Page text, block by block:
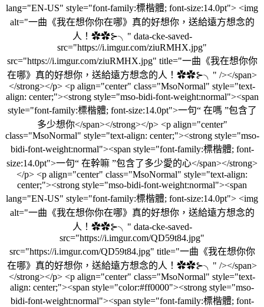
lang="EN-US" style="font-family:標楷體; font-size:14.0pt"> <img
alt="一曲《我在想你你在哪》真的好想你，送給遠方想念的
人！✿✿⊱╮" data-cke-saved-
src="https://i.imgur.com/ziuRMHX.jpg"
src="https://i.imgur.com/ziuRMHX.jpg" title="一曲《我在想你你
在哪》真的好想你，送給遠方想念的人！✿✿⊱╮" /></span>
</strong></p> <p align="center" class="MsoNormal" style="text-
align: center;"><strong style="mso-bidi-font-weight:normal"><span
style="font-family:標楷體; font-size:14.0pt">一句“ 在嗎 ”包含了
多少想你</span></strong></p> <p align="center"
class="MsoNormal" style="text-align: center;"><strong style="mso-
bidi-font-weight:normal"><span style="font-family:標楷體; font-
size:14.0pt">一句“ 在幹嘛 ”包含了多少愛的心</span></strong>
</p> <p align="center" class="MsoNormal" style="text-align:
center;"><strong style="mso-bidi-font-weight:normal"><span
lang="EN-US" style="font-family:標楷體; font-size:14.0pt"> <img
alt="一曲《我在想你你在哪》真的好想你，送給遠方想念的
人！✿✿⊱╮" data-cke-saved-
src="https://i.imgur.com/QD59t84.jpg"
src="https://i.imgur.com/QD59t84.jpg" title="一曲《我在想你你
在哪》真的好想你，送給遠方想念的人！✿✿⊱╮" /></span>
</strong></p> <p align="center" class="MsoNormal" style="text-
align: center;"><span style="color:#ff0000"><strong style="mso-
bidi-font-weight:normal"><span style="font-family:標楷體; font-